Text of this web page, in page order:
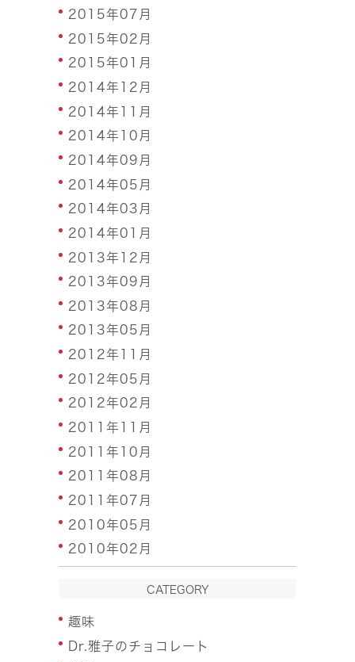
2015年07月
2015年02月
2015年01月
2014年12月
2014年11月
2014年10月
2014年09月
2014年05月
2014年03月
2014年01月
2013年12月
2013年09月
2013年08月
2013年05月
2012年11月
2012年05月
2012年02月
2011年11月
2011年10月
2011年08月
2011年07月
2010年05月
2010年02月
CATEGORY
趣味
Dr.雅子のチョコレート